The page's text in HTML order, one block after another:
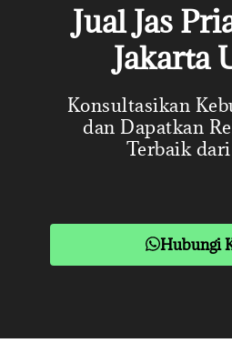
Jual Jas
Jakarta
Konsultasikan
dan Dapatkan
Terbaik
Hubungi